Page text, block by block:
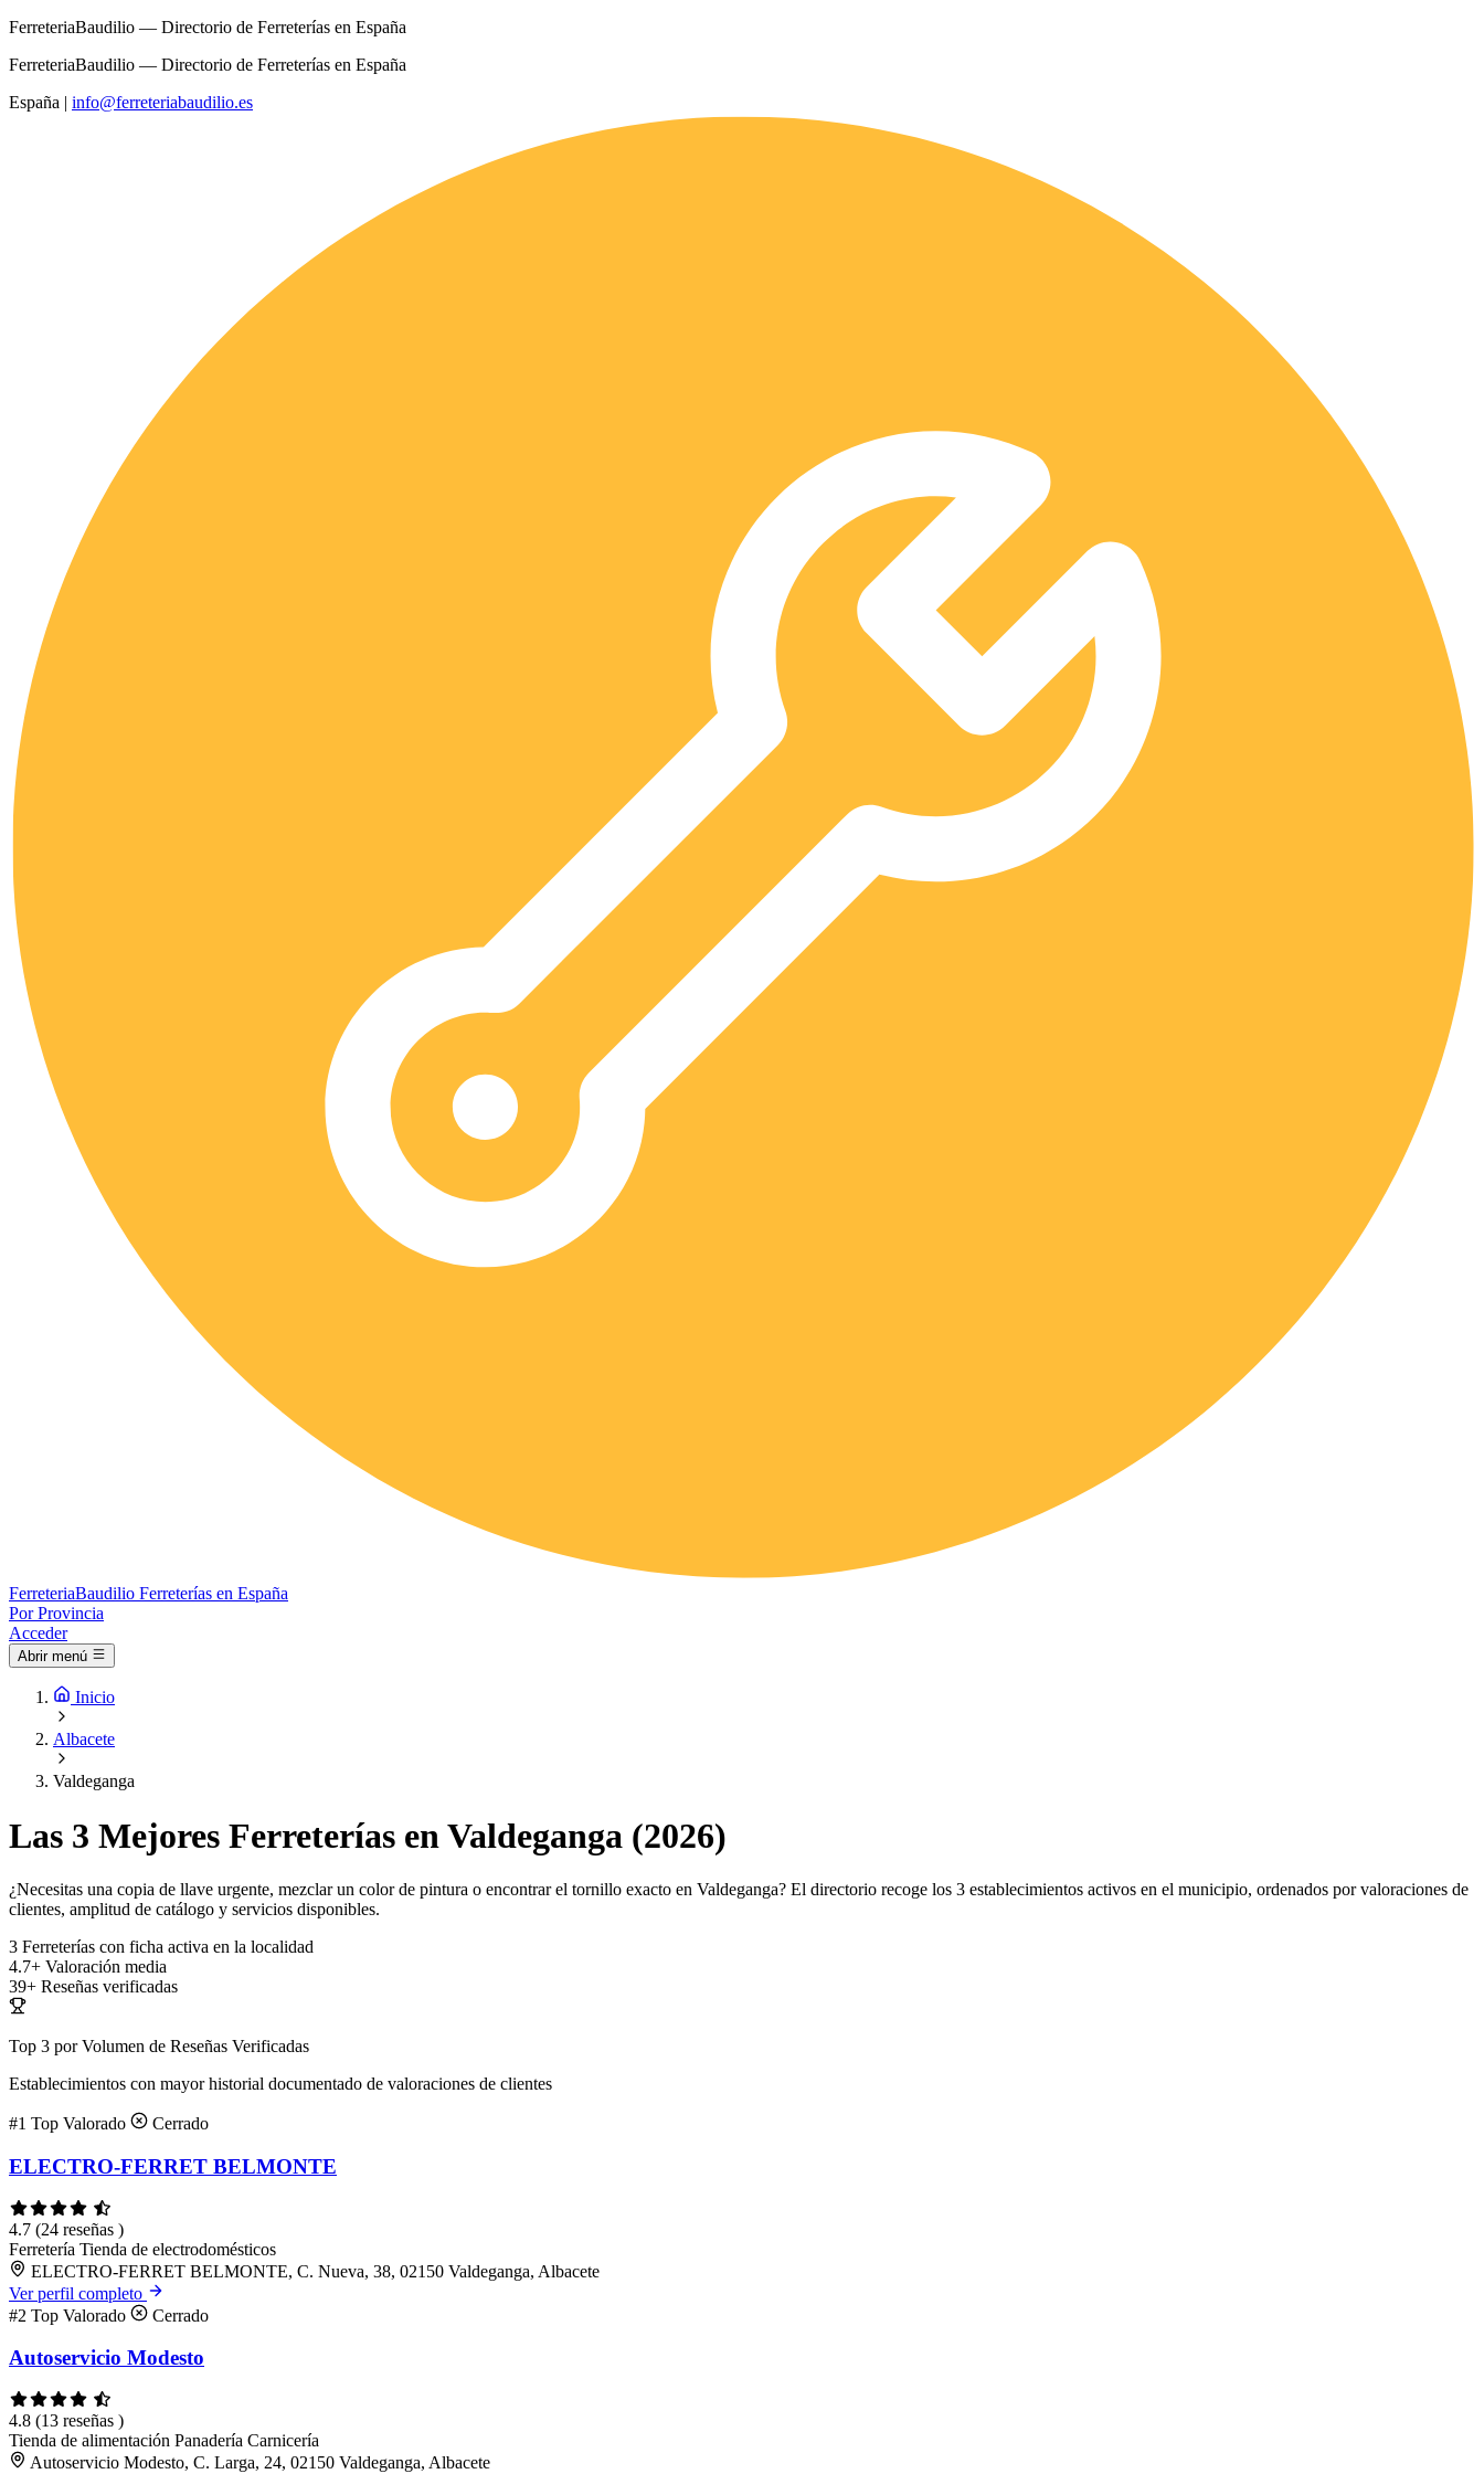
FerreteriaBaudilio — Directorio de Ferreterías en España
FerreteriaBaudilio — Directorio de Ferreterías en España
España | info@ferreteriabaudilio.es
FerreteriaBaudilio Ferreterías en España
Por Provincia
Acceder
Abrir menú
Inicio
Albacete
Valdeganga
Las 3 Mejores Ferreterías en Valdeganga (2026)
¿Necesitas una copia de llave urgente, mezclar un color de pintura o encontrar el tornillo exacto en Valdeganga? El directorio recoge los 3 establecimientos activos en el municipio, ordenados por valoraciones de
clientes, amplitud de catálogo y servicios disponibles.
3 Ferreterías con ficha activa en la localidad
4.7+ Valoración media
39+ Reseñas verificadas
Top 3 por Volumen de Reseñas Verificadas
Establecimientos con mayor historial documentado de valoraciones de clientes
#1 Top Valorado Cerrado
ELECTRO-FERRET BELMONTE
4.7 (24 reseñas )
Ferretería Tienda de electrodomésticos
ELECTRO-FERRET BELMONTE, C. Nueva, 38, 02150 Valdeganga, Albacete
Ver perfil completo
#2 Top Valorado Cerrado
Autoservicio Modesto
4.8 (13 reseñas )
Tienda de alimentación Panadería Carnicería
Autoservicio Modesto, C. Larga, 24, 02150 Valdeganga, Albacete